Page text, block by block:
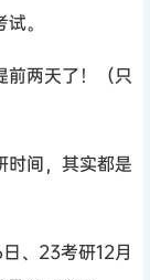
。
前两天了！（只
时间，其实都是
、23考研12月